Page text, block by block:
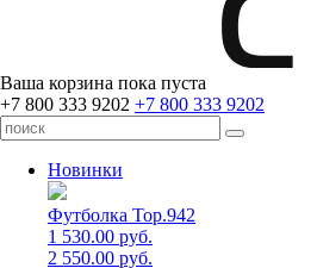
Ваша корзина пока пуста
+7 800 333 9202 +7 800 333 9202
Новинки
Футболка Top.942
1 530.00 руб.
2 550.00 руб.